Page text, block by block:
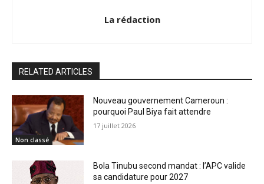
La rédaction
RELATED ARTICLES
Non classé
Nouveau gouvernement Cameroun :
pourquoi Paul Biya fait attendre
17 juillet 2026
Bola Tinubu second mandat : l’APC valide
sa candidature pour 2027